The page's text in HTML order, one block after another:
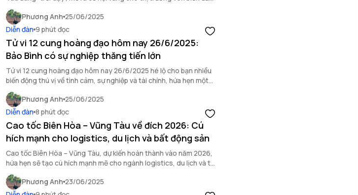
tiềm năng này.
Phương Anh 25/06/2025
Diễn đàn 9 phút đọc
Tử vi 12 cung hoàng đạo hôm nay 26/6/2025:
Bảo Bình có sự nghiệp thăng tiến lớn
Tử vi 12 cung hoàng đạo hôm nay 26/6/2025 hé lộ cho bạn nhiều
biến động thú vị về tình cảm, sự nghiệp và tài chính, hứa hẹn một
ngày đầy màu sắc cảm xúc.
Phương Anh 25/06/2025
Diễn đàn 8 phút đọc
Cao tốc Biên Hòa – Vũng Tàu về đích 2026: Cú
hích mạnh cho logistics, du lịch và bất động sản
Cao tốc Biên Hòa – Vũng Tàu, dự kiến hoàn thành vào năm 2026,
hứa hẹn sẽ tạo cú hích mạnh mẽ cho ngành logistics, du lịch và thị
trường bất động sản.
Phương Anh 23/06/2025